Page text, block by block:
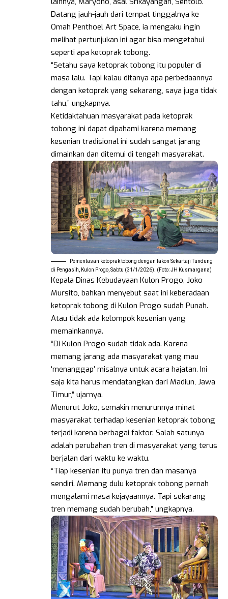
Datang jauh-jauh dari tempat tinggalnya ke
Omah Penthoel Art Space, ia mengaku ingin
melihat pertunjukan ini agar bisa mengetahui
seperti apa ketoprak tobong.
“Setahu saya ketoprak tobong itu populer di
masa lalu. Tapi kalau ditanya apa perbedaannya
dengan ketoprak yang sekarang, saya juga tidak
tahu,” ungkapnya.
Ketidaktahuan masyarakat pada ketoprak
tobong ini dapat dipahami karena memang
kesenian tradisional ini sudah sangat jarang
dimainkan dan ditemui di tengah masyarakat.
Pementasan ketoprak tobong dengan lakon Sekartaji Tundung
di Pengasih, Kulon Progo, Sabtu (31/1/2026). (Foto: JH Kusmargana)
Kepala Dinas Kebudayaan Kulon Progo, Joko
Mursito, bahkan menyebut saat ini keberadaan
ketoprak tobong di Kulon Progo sudah Punah.
Atau tidak ada kelompok kesenian yang
memainkannya.
“Di Kulon Progo sudah tidak ada. Karena
memang jarang ada masyarakat yang mau
‘menanggap’ misalnya untuk acara hajatan. Ini
saja kita harus mendatangkan dari Madiun, Jawa
Timur,” ujarnya.
Menurut Joko, semakin menurunnya minat
masyarakat terhadap kesenian ketoprak tobong
terjadi karena berbagai faktor. Salah satunya
adalah perubahan tren di masyarakat yang terus
berjalan dari waktu ke waktu.
“Tiap kesenian itu punya tren dan masanya
sendiri. Memang dulu ketoprak tobong pernah
mengalami masa kejayaannya. Tapi sekarang
tren memang sudah berubah,” ungkapnya.